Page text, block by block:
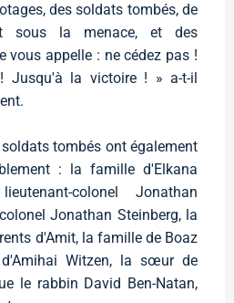
des soldats tombés, de
sous la menace, et des
vous appelle : ne cédez pas !
Jusqu'à la victoire ! » a-t-il
tombés ont également
: la famille d'Elkana
colonel Jonathan
Jonathan Steinberg, la
d'Amit, la famille de Boaz
Witzen, la sœur de
le rabbin David Ben-Natan,